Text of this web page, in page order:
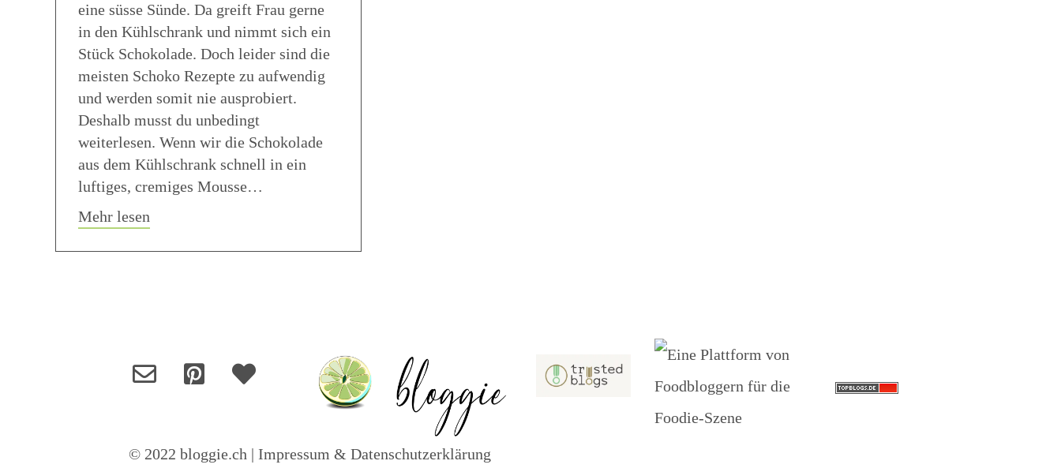
eine süsse Sünde. Da greift Frau gerne
in den Kühlschrank und nimmt sich ein
Stück Schokolade. Doch leider sind die
meisten Schoko Rezepte zu aufwendig
und werden somit nie ausprobiert.
Deshalb musst du unbedingt
weiterlesen. Wenn wir die Schokolade
aus dem Kühlschrank schnell in ein
luftiges, cremiges Mousse…
Mehr lesen
© 2022 bloggie.ch | Impressum & Datenschutzerklärung